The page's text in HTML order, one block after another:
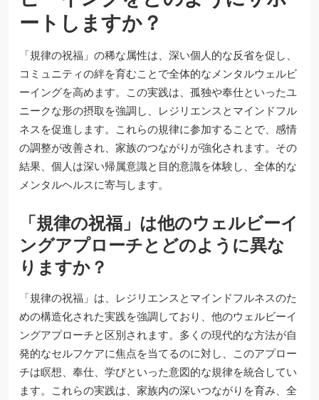
ートしますか？
「規律の祝福」の稀な属性は、深い個人的な反省を促し、
コミュニティの絆を育むことで全体的なメンタルウェルビ
ーイングを高めます。この実践は、孤独や奉仕といったユ
ニークな形の摂取を強調し、レジリエンスとマインドフル
ネスを促進します。これらの規律に参加することで、感情
の調整が改善され、家族のつながりが強化されます。その
結果、個人は深い帰属意識と目的意識を体験し、全体的な
メンタルヘルスに寄与します。
「規律の祝福」は他のウェルビーイ
ングアプローチとどのように異な
りますか？
「規律の祝福」は、レジリエンスとマインドフルネスのた
めの構造化された実践を強調しており、他のウェルビーイ
ングアプローチと区別されます。多くの現代的な方法が自
発的なセルフケアに焦点を当てるのに対し、このアプロー
チは瞑想、奉仕、学びといった意図的な規律を統合してい
ます。これらの実践は、家族内の深いつながりを育み、全